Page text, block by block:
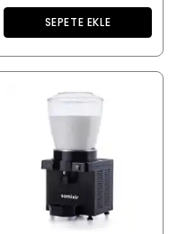
SEPETE EKLE